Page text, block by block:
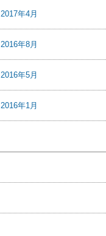
2017年4月
2016年8月
2016年5月
2016年1月